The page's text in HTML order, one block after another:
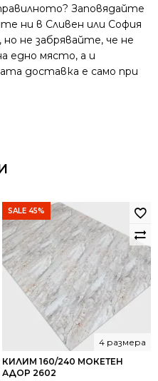
Заповядайте
ни в Сливен или София
но не забрявайте, че не
едно място, а и
доставка е само при
SALE 45%
КИЛИМ 160/240 МОКЕТЕН
АДОР 2602
4 размера